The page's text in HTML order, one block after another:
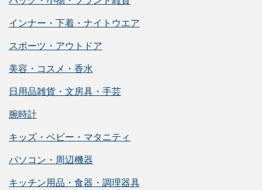
インナー・下着・ナイトウエア
スポーツ・アウトドア
美容・コスメ・香水
日用品雑貨・文房具・手芸
腕時計
キッズ・ベビー・マタニティ
パソコン・周辺機器
キッチン用品・食器・調理器具